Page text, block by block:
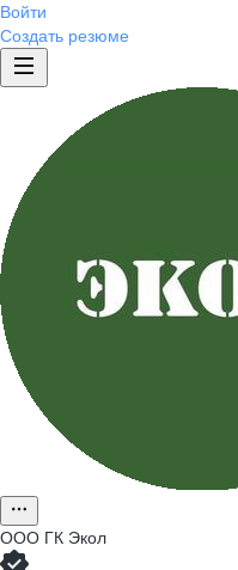
Войти
Создать резюме
ООО ГК Экол